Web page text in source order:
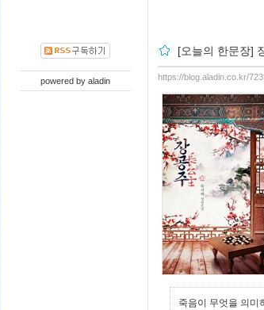
powered by aladin
[오늘의 한문장]
https://blog.aladin.co.kr/
죽음이 무엇을 의미